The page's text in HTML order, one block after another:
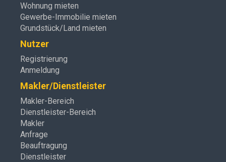
Wohnung mieten
Gewerbe-Immobilie mieten
Grundstück/Land mieten
Nutzer
Registrierung
Anmeldung
Makler/Dienstleister
Makler-Bereich
Dienstleister-Bereich
Makler
Anfrage
Beauftragung
Dienstleister